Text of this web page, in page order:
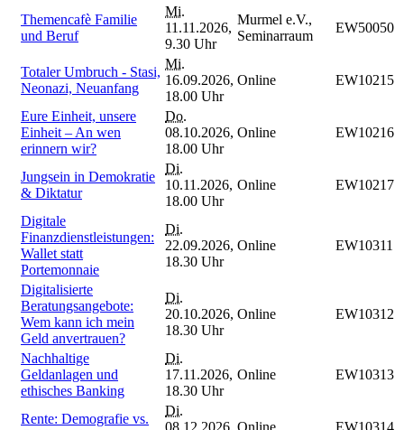
Themencafè Familie
und Beruf
Mi.
11.11.2026,
9.30 Uhr
Murmel e.V.,
Seminarraum
EW50050
Totaler Umbruch - Stasi,
Neonazi, Neuanfang
Mi.
16.09.2026,
18.00 Uhr
Online EW10215
Eure Einheit, unsere
Einheit – An wen
erinnern wir?
Do.
08.10.2026,
18.00 Uhr
Online EW10216
Jungsein in Demokratie
& Diktatur
Di.
10.11.2026,
18.00 Uhr
Online EW10217
Digitale
Finanzdienstleistungen:
Wallet statt
Portemonnaie
Di.
22.09.2026,
18.30 Uhr
Online EW10311
Digitalisierte
Beratungsangebote:
Wem kann ich mein
Geld anvertrauen?
Di.
20.10.2026,
18.30 Uhr
Online EW10312
Nachhaltige
Geldanlagen und
ethisches Banking
Di.
17.11.2026,
18.30 Uhr
Online EW10313
Rente: Demografie vs.
Di.
08.12.2026, Online EW10314